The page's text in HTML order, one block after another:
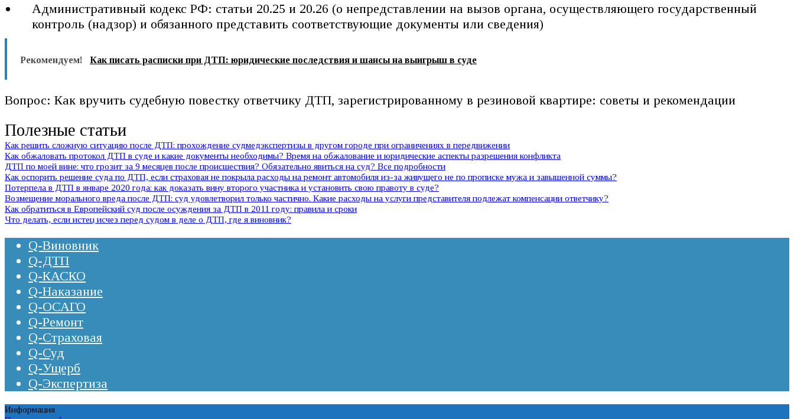
Административный кодекс РФ: статьи 20.25 и 20.26 (о непредставлении на вызов органа, осуществляющего государственный
контроль (надзор) и обязанного представить соответствующие документы или сведения)
Рекомендуем! Как писать расписки при ДТП: юридические последствия и шансы на выигрыш в суде
Вопрос: Как вручить судебную повестку ответчику ДТП, зарегистрированному в резиновой квартире: советы и рекомендации
Полезные статьи
Как решить сложную ситуацию после ДТП: прохождение судмедэкспертизы в другом городе при ограничениях в передвижении
Как обжаловать протокол ДТП в суде и какие документы необходимы? Время на обжалование и юридические аспекты разрешения конфликта
ДТП по моей вине: что грозит за 9 месяцев после происшествия? Обязательно явиться на суд? Все подробности
Как оспорить решение суда по ДТП, если страховая не покрыла расходы на ремонт автомобиля из-за живущего не по прописке мужа и завышенной суммы?
Потерпела в ДТП в январе 2020 года: как доказать вину второго участника и установить свою правоту в суде?
Возмещение морального вреда после ДТП: суд удовлетворил только частично. Какие расходы на услуги представителя подлежат компенсации ответчику?
Как обратиться в Европейский суд после осуждения за ДТП в 2011 году: правила и сроки
Что делать, если истец исчез перед судом в деле о ДТП, где я виновник?
Q-Виновник
Q-ДТП
Q-КАСКО
Q-Наказание
Q-ОСАГО
Q-Ремонт
Q-Страховая
Q-Суд
Q-Ущерб
Q-Экспертиза
Информация